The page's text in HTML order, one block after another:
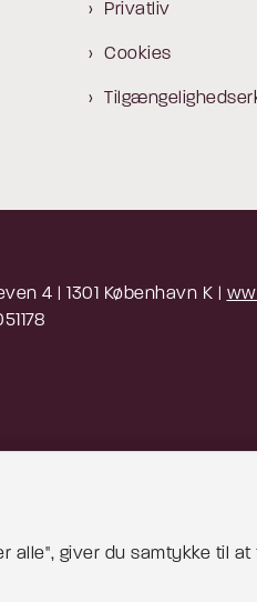
Privatliv
Cookies
4 | 1301 København K |
alle'', giver du samtykke til